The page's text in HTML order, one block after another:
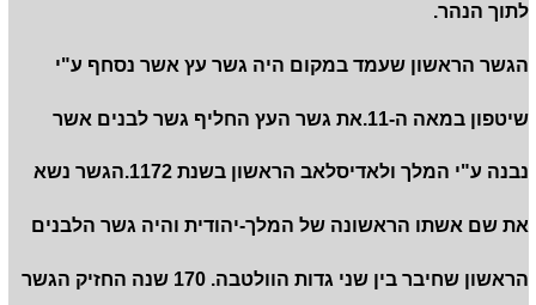
לתוך הנהר.
הגשר הראשון שעמד במקום היה גשר עץ אשר נסחף ע"י
שיטפון במאה ה-11.את גשר העץ החליף גשר לבנים אשר
נבנה ע"י המלך ולאדיסלאב הראשון בשנת 1172.הגשר נשא
את שם אשתו הראשונה של המלך-יהודית והיה גשר הלבנים
הראשון שחיבר בין שני גדות הוולטבה. 170 שנה החזיק הגשר